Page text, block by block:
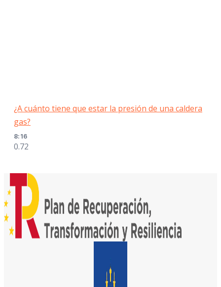
¿A cuánto tiene que estar la presión de una caldera
gas?
8:16